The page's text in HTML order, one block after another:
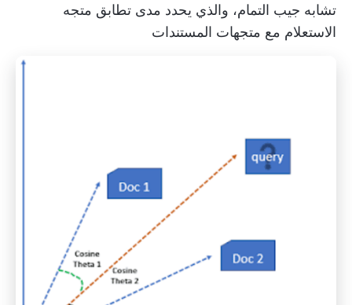
تشابه جيب التمام، والذي يحدد مدى تطابق متجه
الاستعلام مع متجهات المستندات